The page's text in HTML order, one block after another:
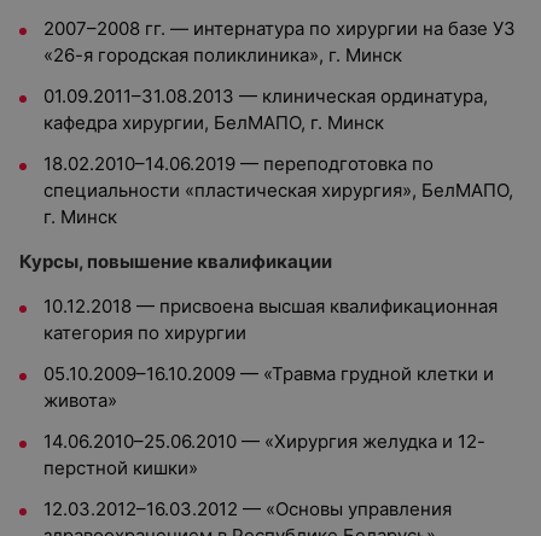
2007–2008 гг. — интернатура по хирургии на базе УЗ
«26-я городская поликлиника», г. Минск
01.09.2011–31.08.2013 — клиническая ординатура,
кафедра хирургии, БелМАПО, г. Минск
18.02.2010–14.06.2019 — переподготовка по
специальности «пластическая хирургия», БелМАПО,
г. Минск
Курсы, повышение квалификации
10.12.2018 — присвоена высшая квалификационная
категория по хирургии
05.10.2009–16.10.2009 — «Травма грудной клетки и
живота»
14.06.2010–25.06.2010 — «Хирургия желудка и 12-
перстной кишки»
12.03.2012–16.03.2012 — «Основы управления